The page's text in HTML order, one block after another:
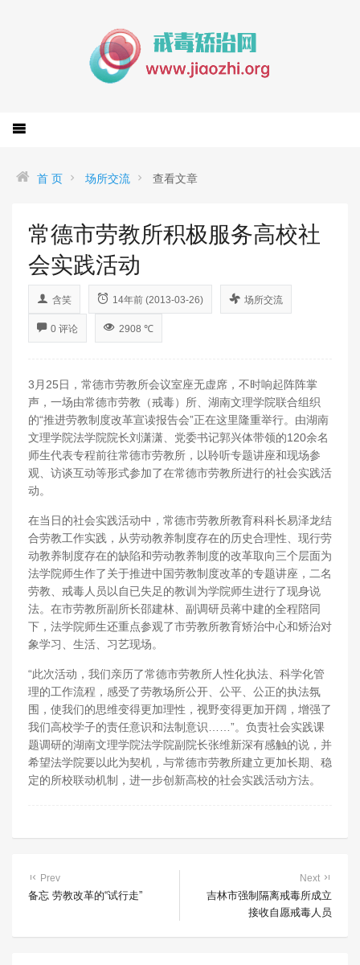
首 页 场所交流 查看文章
常德市劳教所积极服务高校社
会实践活动
含笑 14年前 (2013-03-26) 场所交流
0 评论 2908 ℃
3月25日，常德市劳教所会议室座无虚席，不时响起阵阵掌
声，一场由常德市劳教（戒毒）所、湖南文理学院联合组织
的“推进劳教制度改革宣读报告会”正在这里隆重举行。由湖南
文理学院法学院院长刘潇潇、党委书记郭兴体带领的120余名
师生代表专程前往常德市劳教所，以聆听专题讲座和现场参
观、访谈互动等形式参加了在常德市劳教所进行的社会实践活
动。
在当日的社会实践活动中，常德市劳教所教育科科长易泽龙结
合劳教工作实践，从劳动教养制度存在的历史合理性、现行劳
动教养制度存在的缺陷和劳动教养制度的改革取向三个层面为
法学院师生作了关于推进中国劳教制度改革的专题讲座，二名
劳教、戒毒人员以自已失足的教训为学院师生进行了现身说
法。在市劳教所副所长邵建林、副调研员蒋中建的全程陪同
下，法学院师生还重点参观了市劳教所教育矫治中心和矫治对
象学习、生活、习艺现场。
“此次活动，我们亲历了常德市劳教所人性化执法、科学化管
理的工作流程，感受了劳教场所公开、公平、公正的执法氛
围，使我们的思维变得更加理性，视野变得更加开阔，增强了
我们高校学子的责任意识和法制意识……”。负责社会实践课
题调研的湖南文理学院法学院副院长张维新深有感触的说，并
希望法学院要以此为契机，与常德市劳教所建立更加长期、稳
定的所校联动机制，进一步创新高校的社会实践活动方法。
Prev
备忘 劳教改革的“试行走”
Next
吉林市强制隔离戒毒所成立
接收自愿戒毒人员